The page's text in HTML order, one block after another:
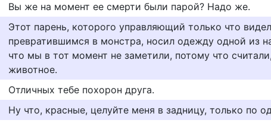
Вы же на момент ее смерти были парой? Надо же.
Этот парень, которого управляющий только что видел
превратившимся в монстра, носил одежду одной из
что мы в тот момент не заметили, потому что
животное.
Отличных тебе похорон друга.
Ну что, красные, целуйте меня в задницу, только по